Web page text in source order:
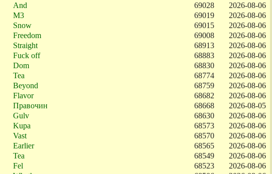
And 69028
2026-08-06
M3 69019
2026-08-06
Snow 69015
2026-08-06
Freedom 69008
2026-08-06
Straight 68913
2026-08-06
Fuck off 68883
2026-08-06
Dom 68830
2026-08-06
Tea 68774
2026-08-06
Beyond 68759
2026-08-06
Flavor 68682
2026-08-06
Правочин 68668
2026-08-05
Gulv 68630
2026-08-06
Kupa 68573
2026-08-06
Vast 68570
2026-08-06
Earlier 68565
2026-08-06
Tea 68549
2026-08-06
Fel 68523
2026-08-06